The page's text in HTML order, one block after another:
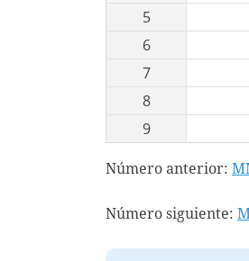
5
6
7
8
9
Número anterior:
Número siguiente: